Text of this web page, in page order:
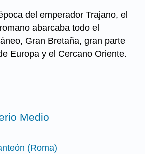
del emperador Trajano, el
abarcaba todo el
Gran Bretaña, gran parte
Europa y el Cercano Oriente.
Medio
(Roma)